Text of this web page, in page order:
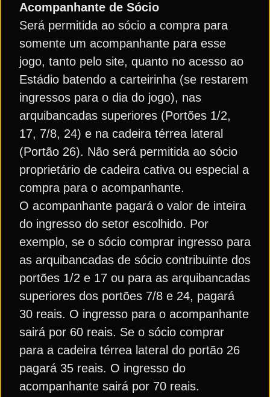
Acompanhante de Sócio
Será permitida ao sócio a compra para
somente um acompanhante para esse
jogo, tanto pelo site, quanto no acesso ao
Estádio batendo a carteirinha (se restarem
ingressos para o dia do jogo), nas
arquibancadas superiores (Portões 1/2,
17, 7/8, 24) e na cadeira térrea lateral
(Portão 26). Não será permitida ao sócio
proprietário de cadeira cativa ou especial a
compra para o acompanhante.
O acompanhante pagará o valor de inteira
do ingresso do setor escolhido. Por
exemplo, se o sócio comprar ingresso para
as arquibancadas de sócio contribuinte dos
portões 1/2 e 17 ou para as arquibancadas
superiores dos portões 7/8 e 24, pagará
30 reais. O ingresso para o acompanhante
sairá por 60 reais. Se o sócio comprar
para a cadeira térrea lateral do portão 26
pagará 35 reais. O ingresso do
acompanhante sairá por 70 reais.